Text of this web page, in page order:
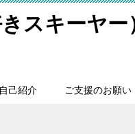
スキーヤー
己紹介 ご支援のお願い